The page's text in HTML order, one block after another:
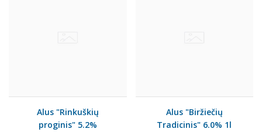
Alus "Rinkuškių
proginis" 5.2%
Alus "Biržiečių
Tradicinis" 6.0% 1l